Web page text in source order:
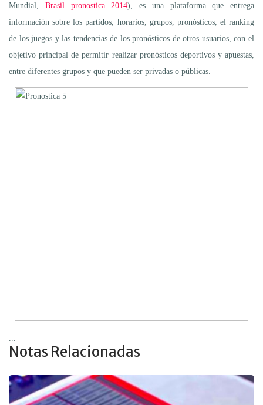
Mundial, Brasil pronostica 2014), es una plataforma que entrega
información sobre los partidos, horarios, grupos, pronósticos, el ranking
de los juegos y las tendencias de los pronósticos de otros usuarios, con el
objetivo principal de permitir realizar pronósticos deportivos y apuestas,
entre diferentes grupos y que pueden ser privadas o públicas.
Notas Relacionadas